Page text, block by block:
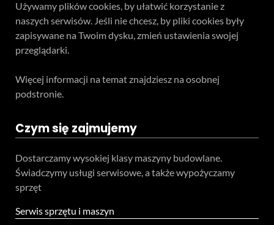
Używamy plików cookies, by ułatwić korzystanie z
naszych serwisów. Jeśli nie chcesz, by pliki cookies były
zapisywane na Twoim dysku, zmień ustawienia swojej
przeglądarki.
Więcej informacji na temat znajdziesz na osobnej
podstronie.
Czym się zajmujemy
Dostarczamy wysokiej klasy maszyny budowlane.
Świadczymy usługi serwisowe, a także wypożyczamy
sprzęt
Serwis sprzętu i maszyn